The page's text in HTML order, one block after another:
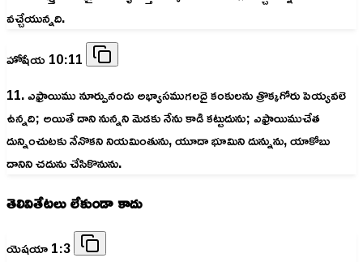
వచ్చేయున్నది.
హోషేయ 10:11
11. ఎఫ్రాయిము నూర్పునందు అభ్యాసముగలదై కంకులను త్రొక్కగోరు పెయ్యవలె
ఉన్నది; అయితే దాని నున్నని మెడకు నేను కాడి కట్టుదును; ఎఫ్రాయిముచేత
దున్నించుటకు నేనొకని నియమింతును, యూదా భూమిని దున్నును, యాకోబు
దానిని చదును చేసికొనును.
తెలివితేటలు లేకుండా కాదు
యెషయా 1:3